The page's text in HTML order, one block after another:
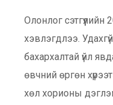
Олонлог
хэвлэгдлээ.
бахархалтай үйл
өвчний өргөн
хөл хорионы